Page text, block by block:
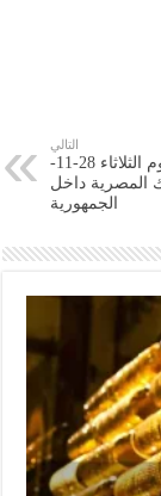
التالي
اسعار العملات اليوم الثلاثاء 28-11-
المصرية داخل
الجمهورية